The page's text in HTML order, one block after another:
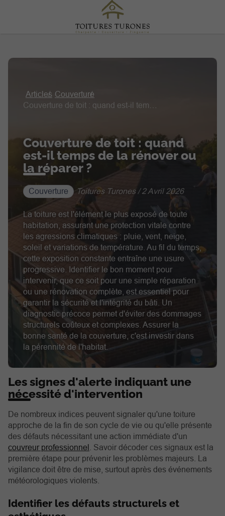
Articles Couverture
Couverture de toit : quand
est-il temps de la rénover ou
la réparer ?
Couverture Toitures Turones / 2 Avril 2026
La toiture est l'élément le plus exposé de toute
habitation, assurant une protection vitale contre
les agressions climatiques : pluie, vent, neige,
soleil et variations de température. Au fil du temps,
cette exposition constante entraîne une usure
progressive. Identifier le bon moment pour
intervenir, que ce soit pour une simple réparation
ou une rénovation complète, est essentiel pour
garantir la sécurité et l'intégrité du bâti. Un
diagnostic précoce permet d'éviter des dommages
structurels coûteux et complexes. Assurer la
bonne santé de la couverture, c'est investir dans
la pérennité de l'habitat.
Les signes d'alerte indiquant une
nécessité d'intervention
De nombreux indices peuvent signaler qu'une toiture
approche de la fin de son cycle de vie ou qu'elle présente
des défauts nécessitant une action immédiate d'un
couvreur professionnel . Savoir décoder ces signaux est la
première étape pour prévenir les problèmes majeurs. La
vigilance doit être de mise, surtout après des événements
météorologiques violents.
Identifier les défauts structurels et